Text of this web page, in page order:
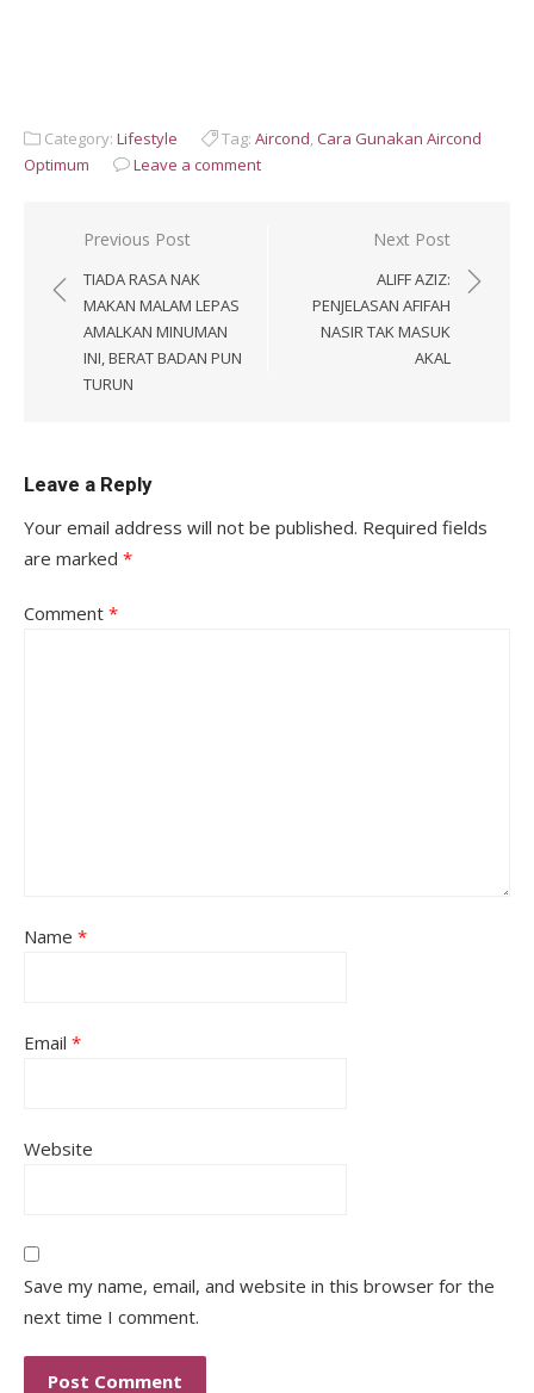
Category: Lifestyle Tag: Aircond,Cara Gunakan Aircond
Optimum
Leave a comment
Post
navigation
Previous Post
TIADA RASA NAK
MAKAN MALAM LEPAS
AMALKAN MINUMAN
INI, BERAT BADAN PUN
TURUN
Next Post
ALIFF AZIZ:
PENJELASAN AFIFAH
NASIR TAK MASUK
AKAL
Leave a Reply
Your email address will not be published. Required fields
are marked *
Comment *
Name *
Email *
Website
Save my name, email, and website in this browser for the
next time I comment.